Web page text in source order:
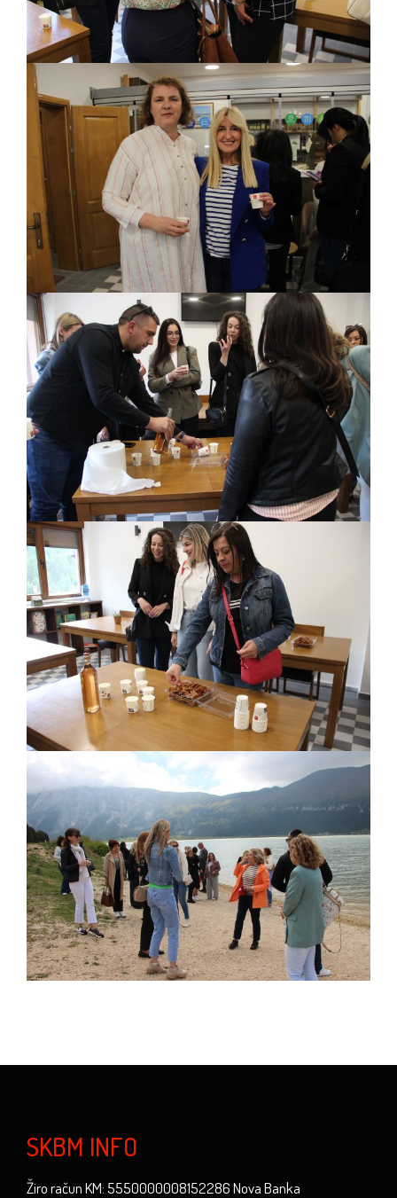
SKBM INFO
Žiro račun KM: 5550000008152286 Nova Banka